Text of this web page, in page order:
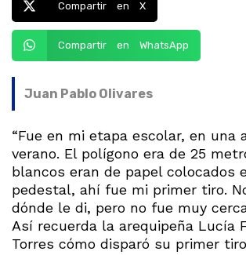
Compartir en X
Compartir en WhatsApp
Juan Pablo Olivares
“Fue en mi etapa escolar, en una
verano. El polígono era de 25
blancos eran de papel colocados
pedestal, ahí fue mi primer tiro.
dónde le di, pero no fue muy
Así recuerda la arequipeña Lucía
Torres cómo disparó su primer